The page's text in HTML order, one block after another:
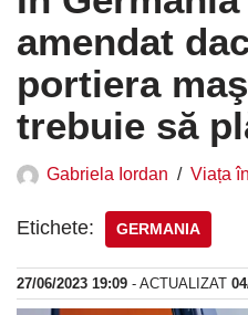
amendat
portiera
trebuie să
Gabriela Iordan Viața
Etichete: GERMANIA
27/06/2023 19:09 - ACTUALIZAT